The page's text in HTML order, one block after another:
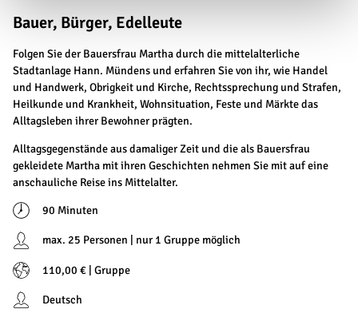
Bauer, Bürger, Edelleute
Folgen Sie der Bauersfrau Martha durch die mittelalterliche
Stadtanlage Hann. Mündens und erfahren Sie von ihr, wie Handel
und Handwerk, Obrigkeit und Kirche, Rechtssprechung und Strafen,
Heilkunde und Krankheit, Wohnsituation, Feste und Märkte das
Alltagsleben ihrer Bewohner prägten.
Alltagsgegenstände aus damaliger Zeit und die als Bauersfrau
gekleidete Martha mit ihren Geschichten nehmen Sie mit auf eine
anschauliche Reise ins Mittelalter.
90 Minuten
max. 25 Personen | nur 1 Gruppe möglich
110,00 € | Gruppe
Deutsch